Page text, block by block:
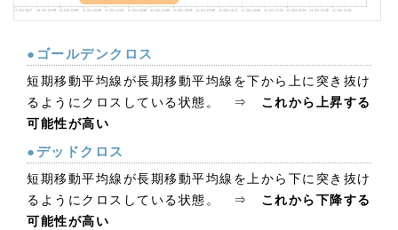
●ゴールデンクロス
短期移動平均線が長期移動平均線を下から上に突き抜け
るようにクロスしている状態。 ⇒ これから上昇する
可能性が高い
●デッドクロス
短期移動平均線が長期移動平均線を上から下に突き抜け
るようにクロスしている状態。 ⇒ これから下降する
可能性が高い